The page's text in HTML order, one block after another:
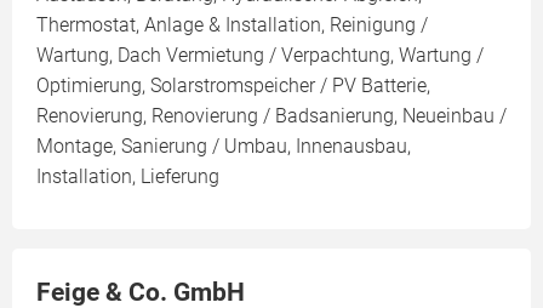
Thermostat, Anlage & Installation, Reinigung /
Wartung, Dach Vermietung / Verpachtung, Wartung /
Optimierung, Solarstromspeicher / PV Batterie,
Renovierung, Renovierung / Badsanierung, Neueinbau /
Montage, Sanierung / Umbau, Innenausbau,
Installation, Lieferung
Feige & Co. GmbH